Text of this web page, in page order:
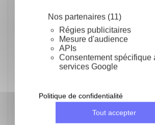
Nos partenaires (11)
Régies publicitaires
Mesure d'audience
APIs
Consentement spécifique
services Google
Tout accepter
Politique de confidentialité
Conseils d’utilisation :incorporez le
Carbo 1000 à votre pâte en début de
Commencez par une petite quantité
l’intensité de couleur souhaitée.
Bienfaits santé et usage en
Le Charbon Alimentaire Activé Carbo
contribue à la réduction des
l’amélioration de la digestion. Il est
apprécié pour sa capacité à purifier et